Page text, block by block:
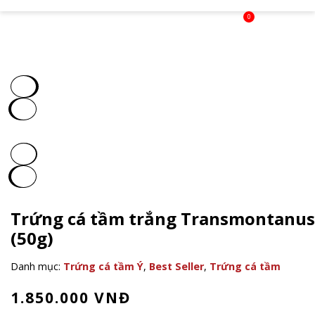
0
Trứng cá tầm trắng Transmontanus
(50g)
Danh mục: Trứng cá tầm Ý, Best Seller, Trứng cá tầm
1.850.000 VNĐ